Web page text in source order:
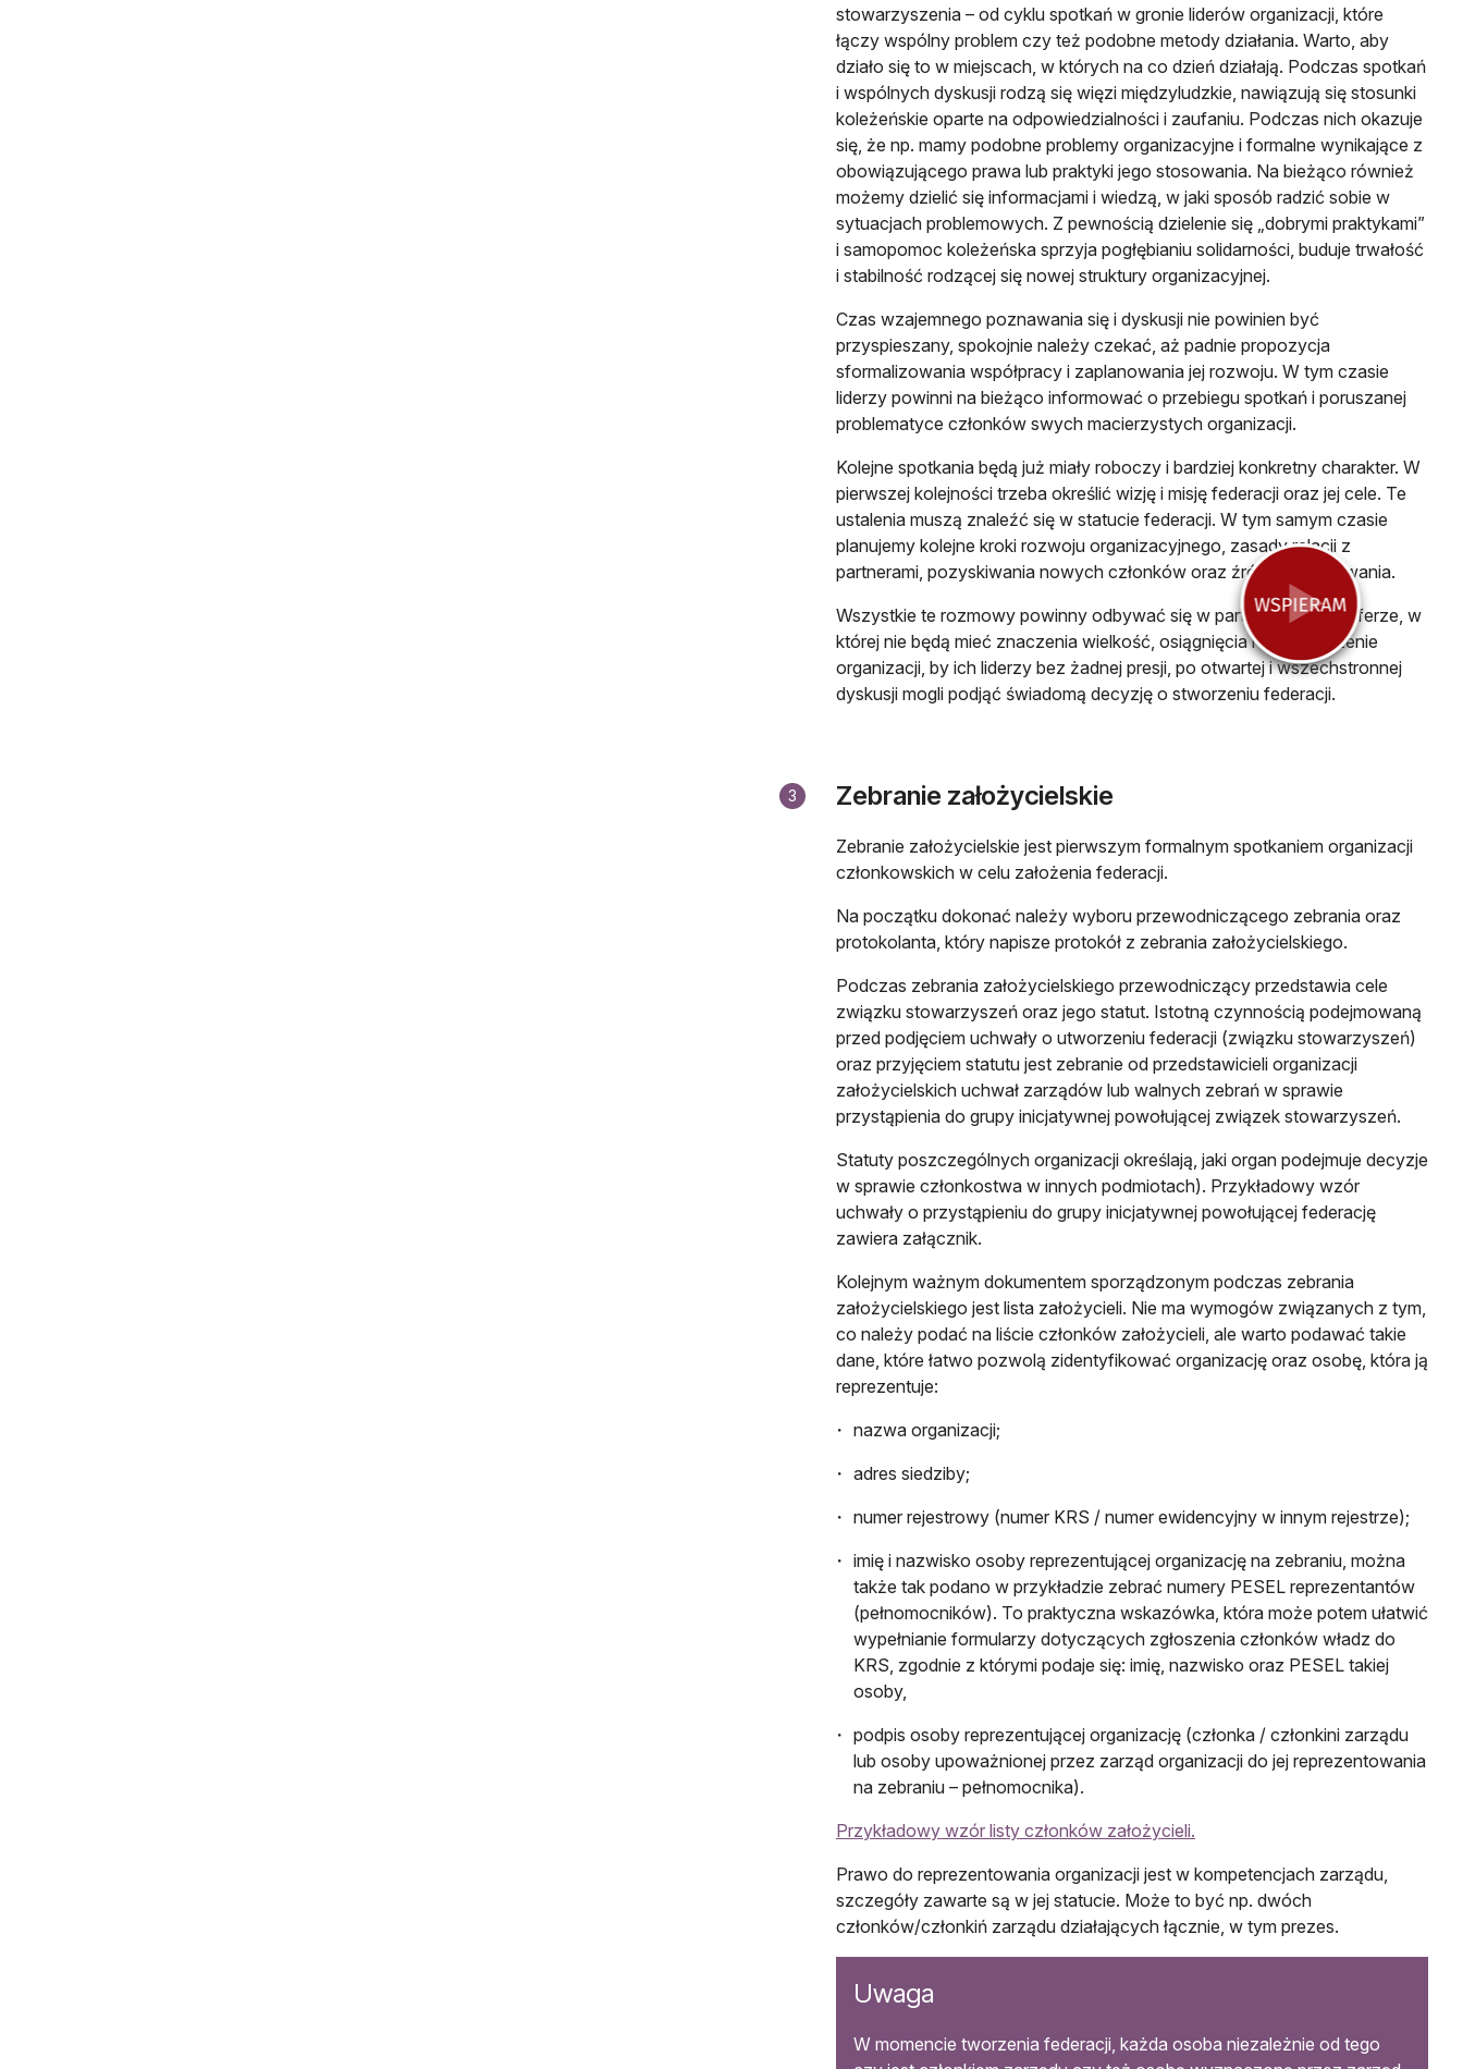
stowarzyszenia – od cyklu spotkań w gronie liderów organizacji, które
łączy wspólny problem czy też podobne metody działania. Warto, aby
działo się to w miejscach, w których na co dzień działają. Podczas spotkań
i wspólnych dyskusji rodzą się więzi międzyludzkie, nawiązują się stosunki
koleżeńskie oparte na odpowiedzialności i zaufaniu. Podczas nich okazuje
się, że np. mamy podobne problemy organizacyjne i formalne wynikające z
obowiązującego prawa lub praktyki jego stosowania. Na bieżąco również
możemy dzielić się informacjami i wiedzą, w jaki sposób radzić sobie w
sytuacjach problemowych. Z pewnością dzielenie się „dobrymi praktykami”
i samopomoc koleżeńska sprzyja pogłębianiu solidarności, buduje trwałość
i stabilność rodzącej się nowej struktury organizacyjnej.
Czas wzajemnego poznawania się i dyskusji nie powinien być
przyspieszany, spokojnie należy czekać, aż padnie propozycja
sformalizowania współpracy i zaplanowania jej rozwoju. W tym czasie
liderzy powinni na bieżąco informować o przebiegu spotkań i poruszanej
problematyce członków swych macierzystych organizacji.
Kolejne spotkania będą już miały roboczy i bardziej konkretny charakter. W
pierwszej kolejności trzeba określić wizję i misję federacji oraz jej cele. Te
ustalenia muszą znaleźć się w statucie federacji. W tym samym czasie
planujemy kolejne kroki rozwoju organizacyjnego, zasady relacji z
partnerami, pozyskiwania nowych członków oraz źródeł finansowania.
Wszystkie te rozmowy powinny odbywać się w partnerskiej atmosferze, w
której nie będą mieć znaczenia wielkość, osiągnięcia i doświadczenie
organizacji, by ich liderzy bez żadnej presji, po otwartej i wszechstronnej
dyskusji mogli podjąć świadomą decyzję o stworzeniu federacji.
3 Zebranie założycielskie
Zebranie założycielskie jest pierwszym formalnym spotkaniem organizacji
członkowskich w celu założenia federacji.
Na początku dokonać należy wyboru przewodniczącego zebrania oraz
protokolanta, który napisze protokół z zebrania założycielskiego.
Podczas zebrania założycielskiego przewodniczący przedstawia cele
związku stowarzyszeń oraz jego statut. Istotną czynnością podejmowaną
przed podjęciem uchwały o utworzeniu federacji (związku stowarzyszeń)
oraz przyjęciem statutu jest zebranie od przedstawicieli organizacji
założycielskich uchwał zarządów lub walnych zebrań w sprawie
przystąpienia do grupy inicjatywnej powołującej związek stowarzyszeń.
Statuty poszczególnych organizacji określają, jaki organ podejmuje decyzje
w sprawie członkostwa w innych podmiotach). Przykładowy wzór
uchwały o przystąpieniu do grupy inicjatywnej powołującej federację
zawiera załącznik.
Kolejnym ważnym dokumentem sporządzonym podczas zebrania
założycielskiego jest lista założycieli. Nie ma wymogów związanych z tym,
co należy podać na liście członków założycieli, ale warto podawać takie
dane, które łatwo pozwolą zidentyfikować organizację oraz osobę, która ją
reprezentuje:
nazwa organizacji;
adres siedziby;
numer rejestrowy (numer KRS / numer ewidencyjny w innym rejestrze);
imię i nazwisko osoby reprezentującej organizację na zebraniu, można
także tak podano w przykładzie zebrać numery PESEL reprezentantów
(pełnomocników). To praktyczna wskazówka, która może potem ułatwić
wypełnianie formularzy dotyczących zgłoszenia członków władz do
KRS, zgodnie z którymi podaje się: imię, nazwisko oraz PESEL takiej
osoby,
podpis osoby reprezentującej organizację (członka / członkini zarządu
lub osoby upoważnionej przez zarząd organizacji do jej reprezentowania
na zebraniu – pełnomocnika).
Przykładowy wzór listy członków założycieli.
Prawo do reprezentowania organizacji jest w kompetencjach zarządu,
szczegóły zawarte są w jej statucie. Może to być np. dwóch
członków/członkiń zarządu działających łącznie, w tym prezes.
Uwaga
W momencie tworzenia federacji, każda osoba niezależnie od tego